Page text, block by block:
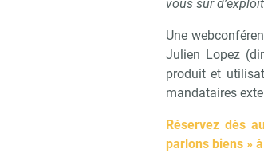
vous sûr
Une
Julien Lopez
produit et
mandataires
Réservez dès
parlons biens »